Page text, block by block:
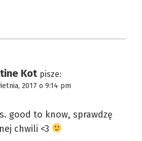
Kot pisze:
2017 o 9:14 pm
good to know, sprawdzę
chwili <3